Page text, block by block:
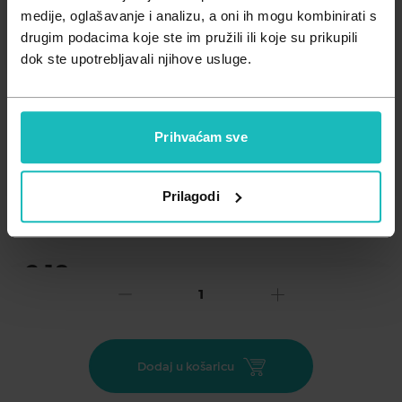
medije, oglašavanje i analizu, a oni ih mogu kombinirati s
drugim podacima koje ste im pružili ili koje su prikupili
dok ste upotrebljavali njihove usluge.
Prihvaćam sve
Prilagodi
Zdravlje muškarca
Zdravlje žene
Minerali
Probiotici i prebiotici
Važna obavijest prema Zakonu o zaštiti potrošača..
2,18
Meke 16- slojne komprese proizvedene iz pamučne bijeljene
gaze, pakirane a10 i sterilizirane
Dodaj u košaricu